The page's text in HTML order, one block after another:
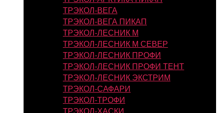
ТРЭКОЛ-ВЕГА
ТРЭКОЛ-ВЕГА ПИКАП
ТРЭКОЛ-ЛЕСНИК М
ТРЭКОЛ-ЛЕСНИК М СЕВЕР
ТРЭКОЛ-ЛЕСНИК ПРОФИ
ТРЭКОЛ-ЛЕСНИК ПРОФИ ТЕНТ
ТРЭКОЛ-ЛЕСНИК ЭКСТРИМ
ТРЭКОЛ-САФАРИ
ТРЭКОЛ-ТРОФИ